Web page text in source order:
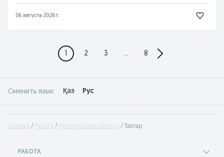
06 августа 2026 г.
1 2 3 ... 8
Сменить язык: Қаз Рус
Главная Работа Алматинская область Талгар
РАБОТА